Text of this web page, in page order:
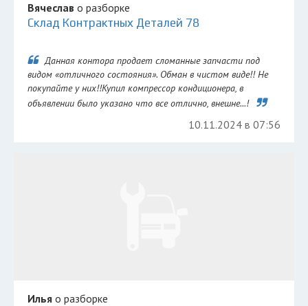
Вячеслав о разборке
Склад Контрактных Деталей 78
Данная контора продает сломанные запчасти под
видом «отличного состояния». Обман в чистом виде!! Не
покупайте у них!!Купил компрессор кондиционера, в
объявлении было указано что все отлично, внешне...!
10.11.2024 в 07:56
Илья о разборке